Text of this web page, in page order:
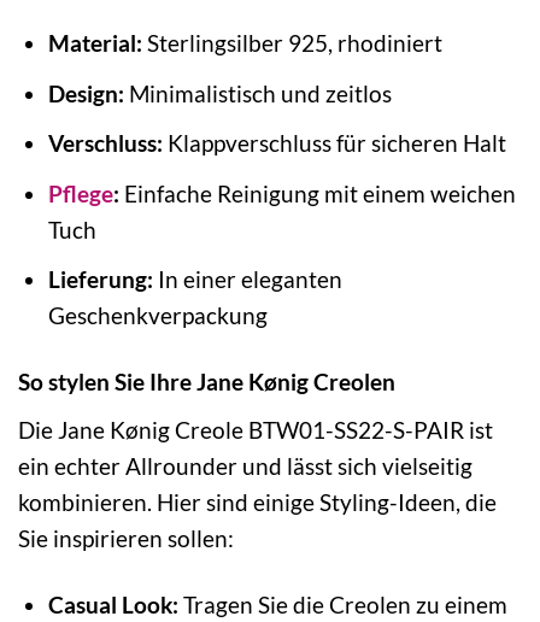
Material: Sterlingsilber 925, rhodiniert
Design: Minimalistisch und zeitlos
Verschluss: Klappverschluss für sicheren Halt
Pflege: Einfache Reinigung mit einem weichen
Tuch
Lieferung: In einer eleganten
Geschenkverpackung
So stylen Sie Ihre Jane Kønig Creolen
Die Jane Kønig Creole BTW01-SS22-S-PAIR ist
ein echter Allrounder und lässt sich vielseitig
kombinieren. Hier sind einige Styling-Ideen, die
Sie inspirieren sollen:
Casual Look: Tragen Sie die Creolen zu einem